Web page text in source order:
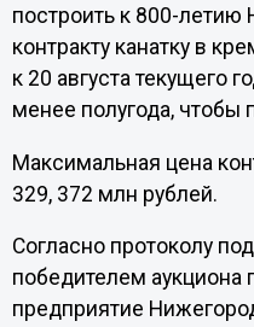
построить к 800-
контракту канатку в
к 20 августа текущего
менее полугода, чтобы
Максимальная цена
329, 372 млн рублей.
Согласно протоколу
победителем аукциона
предприятие